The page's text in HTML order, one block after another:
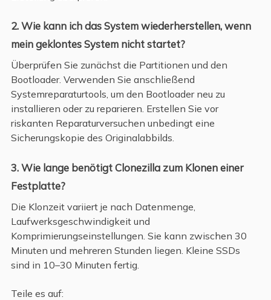
2. Wie kann ich das System wiederherstellen, wenn
mein geklontes System nicht startet?
Überprüfen Sie zunächst die Partitionen und den
Bootloader. Verwenden Sie anschließend
Systemreparaturtools, um den Bootloader neu zu
installieren oder zu reparieren. Erstellen Sie vor
riskanten Reparaturversuchen unbedingt eine
Sicherungskopie des Originalabbilds.
3. Wie lange benötigt Clonezilla zum Klonen einer
Festplatte?
Die Klonzeit variiert je nach Datenmenge,
Laufwerksgeschwindigkeit und
Komprimierungseinstellungen. Sie kann zwischen 30
Minuten und mehreren Stunden liegen. Kleine SSDs
sind in 10–30 Minuten fertig.
Teile es auf: